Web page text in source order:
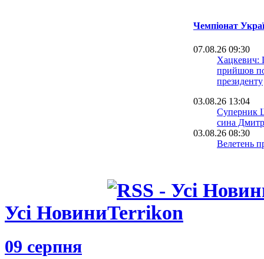
Чемпіонат
07.08.26 09:30
Хацкевич:
прийшов
президенту
03.08.26 13:04
Суперник
сина
03.08.26 08:30
Велетень
16.07.26 18:00
Сергій
Усі Новини
09 серпня